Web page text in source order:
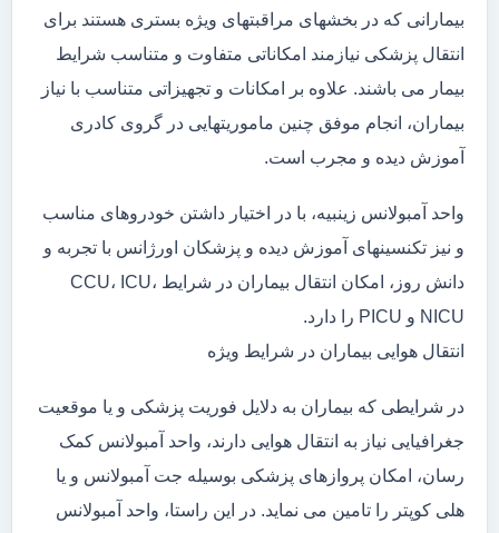
بیمارانی که در بخشهای مراقبتهای ویژه بستری هستند برای
انتقال پزشکی نیازمند امکاناتی متفاوت و متناسب شرایط
بیمار می باشند. علاوه بر امکانات و تجهیزاتی متناسب با نیاز
بیماران، انجام موفق چنین ماموریتهایی در گروی کادری
آموزش دیده و مجرب است.
واحد آمبولانس زینبیه، با در اختیار داشتن خودروهای مناسب
و نیز تکنسینهای آموزش دیده و پزشکان اورژانس با تجربه و
دانش روز، امکان انتقال بیماران در شرایط CCU، ICU،
NICU و PICU را دارد.
انتقال هوایی بیماران در شرایط ویژه
در شرایطی که بیماران به دلایل فوریت پزشکی و یا موقعیت
جغرافیایی نیاز به انتقال هوایی دارند، واحد آمبولانس کمک
رسان، امکان پروازهای پزشکی بوسیله جت آمبولانس و یا
هلی کوپتر را تامین می نماید. در این راستا، واحد آمبولانس